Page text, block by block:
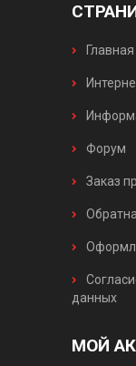
Форум
Заказ
данных
МОЙ